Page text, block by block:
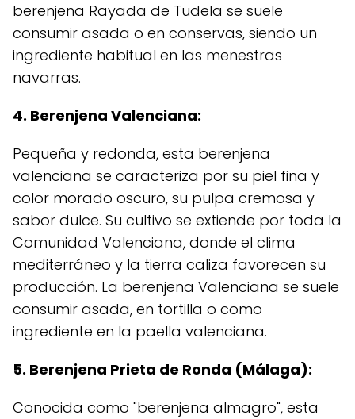
berenjena Rayada de Tudela se suele
consumir asada o en conservas, siendo un
ingrediente habitual en las menestras
navarras.
4. Berenjena Valenciana:
Pequeña y redonda, esta berenjena
valenciana se caracteriza por su piel fina y
color morado oscuro, su pulpa cremosa y
sabor dulce. Su cultivo se extiende por toda la
Comunidad Valenciana, donde el clima
mediterráneo y la tierra caliza favorecen su
producción. La berenjena Valenciana se suele
consumir asada, en tortilla o como
ingrediente en la paella valenciana.
5. Berenjena Prieta de Ronda (Málaga):
Conocida como "berenjena almagro", esta